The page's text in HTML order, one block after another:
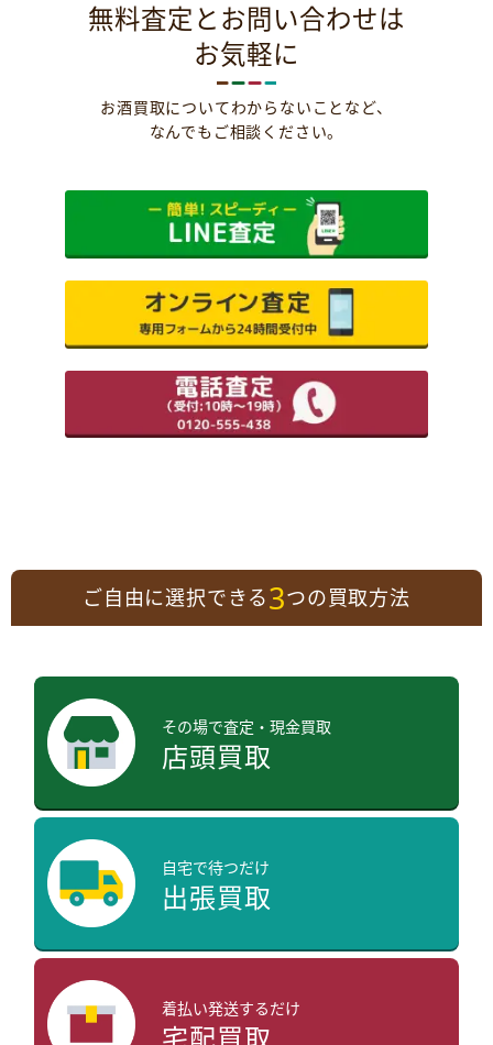
無料査定とお問い合わせは
お気軽に
お酒買取についてわからないことなど、
なんでもご相談ください。
ご自由に選択できる3つの買取方法
その場で査定・現金買取
店頭買取
自宅で待つだけ
出張買取
着払い発送するだけ